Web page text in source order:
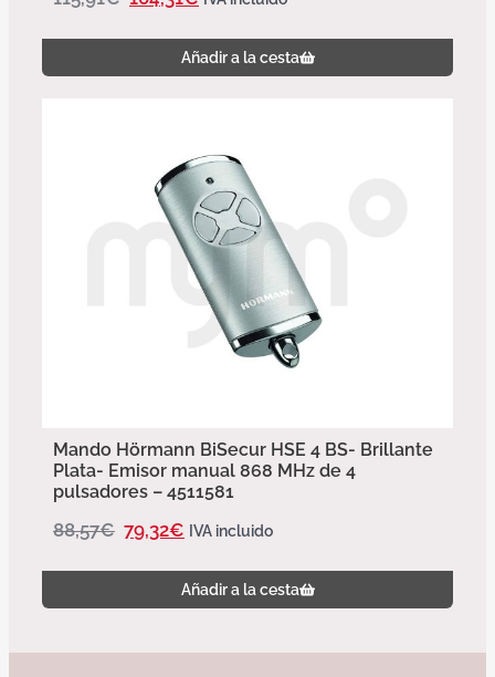
Añadir a la cesta
Mando Hörmann BiSecur HSE 4 BS- Brillante
Plata- Emisor manual 868 MHz de 4
pulsadores – 4511581
88,57€ 79,32€ IVA incluido
Añadir a la cesta